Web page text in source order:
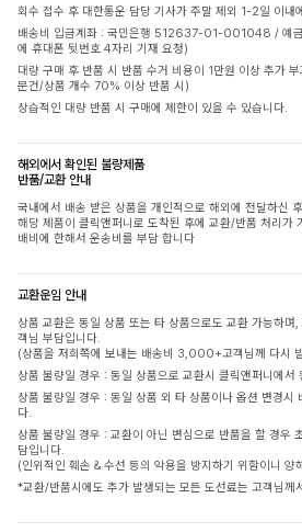
회수 접수 후 대한통운 담당 기사가 주말 제외 1-2일 이내
배송비 입금계좌 : 국민은행 512637-01-001048 / 예금
에 휴대폰 뒷번호 4자리 기재 요청)
대량 구매 후 반품 시 반품 수거 비용이 1만원 이상 추가
문건/상품 개수 70% 이상 반품 시)
상습적인 대량 반품 시 구매에 제한이 있을 수 있습니다.
해외에서 확인된 불량제품
반품/교환 안내
국내에서 배송 받은 상품을 개인적으로 해외에 전달하신
해당 제품이 클릭앤퍼니로 도착된 후에 교환/반품 처리가
배비에 한해서 운송비를 부담 합니다
교환운임 안내
상품 교환은 동일 상품 또는 타 상품으로도 교환 가능하
객님 부담입니다.
(상품을 저희쪽에 보내는 배송비 3,000+고객님께 다시
상품 불량일 경우 : 동일 상품으로 교환시 클릭앤퍼니에서
상품 불량일 경우 : 동일 상품 외 타 상품이나 옵션 변경
다.
상품 불량일 경우 : 교환이 아닌 변심으로 반품을 할 경
담입니다.
(인위적인 훼손 & 수선 등의 악용을 방지하기 위함이니 양
*교환/반품시에도 추가 발생되는 모든 도선료는 고객님께